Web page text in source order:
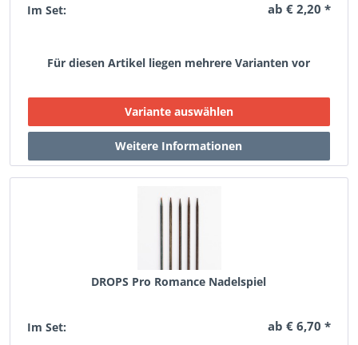
Im Set: ab € 2,20 *
Für diesen Artikel liegen mehrere Varianten vor
DROPS Pro Romance Nadelspiel
Im Set: ab € 6,70 *